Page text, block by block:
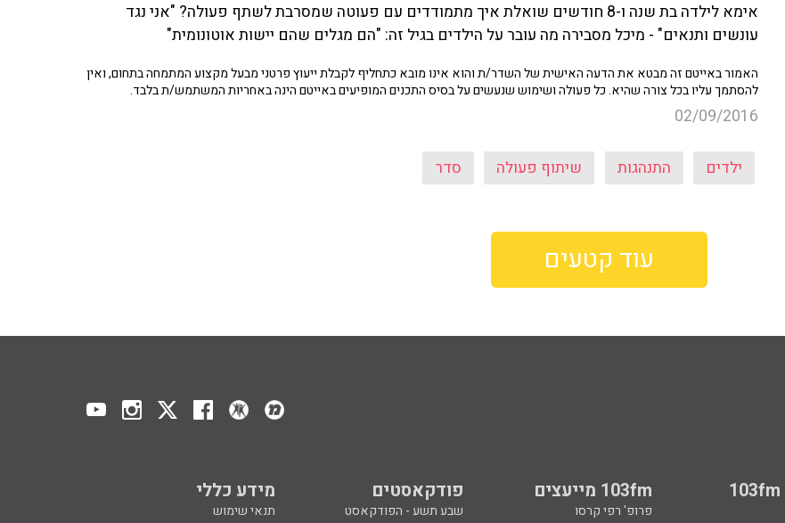
אימא לילדה בת שנה ו-8 חודשים שואלת איך מתמודדים עם פעוטה שמסרבת לשתף פעולה? "אני נגד
עונשים ותנאים" - מיכל מסבירה מה עובר על הילדים בגיל זה: "הם מגלים שהם יישות אוטונומית"
האמור באייטם זה מבטא את הדעה האישית של השדר/ת והוא אינו מובא כתחליף לקבלת ייעוץ פרטני מבעל מקצוע המתמחה בתחום, ואין
להסתמך עליו בכל צורה שהיא. כל פעולה ושימוש שנעשים על בסיס התכנים המופיעים באייטם הינה באחריות המשתמש/ת בלבד.
02/09/2016
ילדים התנהגות שיתוף פעולה סדר
עוד קטעים
103fm מייעצים פודקאסטים מידע כללי
פרופ' רפי קרסו שבע תשע - הפודקאסט
תנאי שימוש